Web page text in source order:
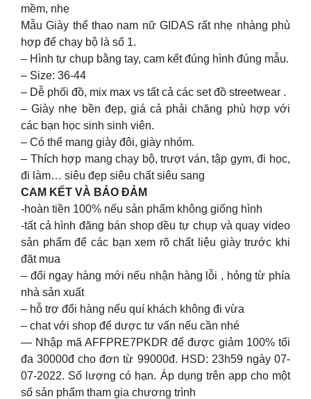
mềm, nhẹ
Mẫu Giày thể thao nam nữ GIDAS rất nhẹ nhàng phù
hợp để chạy bộ là số 1.
– Hình tự chụp bằng tay, cam kết đúng hình đúng mẫu.
– Size: 36-44
– Dễ phối đồ, mix max vs tất cả các set đồ streetwear .
– Giày nhẹ bền đẹp, giá cả phải chăng phù hợp với
các bạn học sinh sinh viên.
– Có thể mang giày đôi, giày nhóm.
– Thích hợp mang chạy bộ, trượt ván, tập gym, đi học,
đi làm… siêu đẹp siêu chất siêu sang
CAM KẾT VÀ BẢO ĐẢM
-hoàn tiền 100% nếu sản phẩm không giống hình
-tất cả hình đăng bán shop dều tự chụp và quay video
sản phẩm để các bạn xem rõ chất liệu giày trước khi
đặt mua
– đổi ngay hàng mới nếu nhận hàng lỗi , hỏng từ phía
nhà sản xuất
– hỗ trợ đổi hàng nếu quí khách không đi vừa
– chat với shop để dược tư vấn nếu cần nhé
— Nhập mã AFFPRE7PKDR để được giảm 100% tối
đa 30000đ cho đơn từ 99000đ. HSD: 23h59 ngày 07-
07-2022. Số lượng có hạn. Áp dụng trên app cho một
số sản phẩm tham gia chương trình